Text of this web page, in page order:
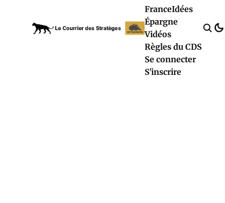
FranceIdées
Épargne
Vidéos
Règles du CDS
Se connecter
S'inscrire